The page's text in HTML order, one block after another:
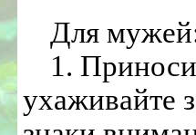
Для
1.
ухаживайте